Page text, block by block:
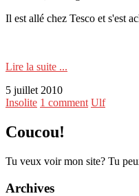
Il est allé chez Tesco et s'est
Lire la suite ...
5 juillet 2010
Insolite 1 comment Ulf
Coucou!
Tu veux voir mon site? Tu
Archives